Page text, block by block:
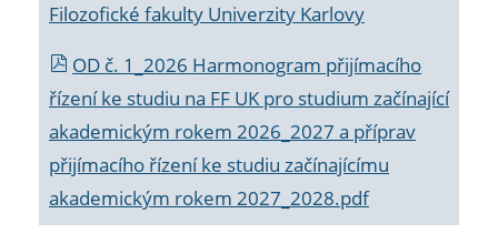
Filozofické fakulty Univerzity Karlovy
OD č. 1_2026 Harmonogram přijímacího
řízení ke studiu na FF UK pro studium začínající
akademickým rokem 2026_2027 a příprav
přijímacího řízení ke studiu začínajícímu
akademickým rokem 2027_2028.pdf